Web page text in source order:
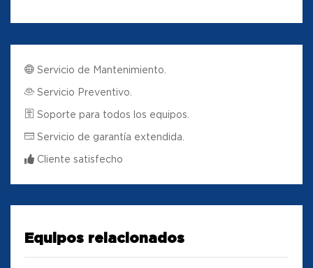
Servicio de Mantenimiento.
Servicio Preventivo.
Soporte para todos los equipos.
Servicio de garantía extendida.
Cliente satisfecho
Equipos relacionados